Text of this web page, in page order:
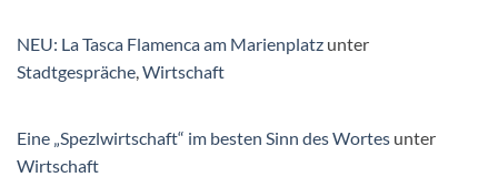
NEU: La Tasca Flamenca am Marienplatz unter
Stadtgespräche,Wirtschaft
Eine „Spezlwirtschaft“ im besten Sinn des Wortes unter
Wirtschaft